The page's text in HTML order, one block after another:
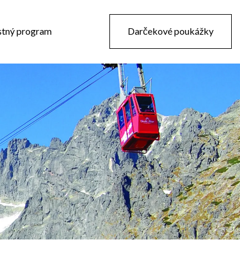
program Darčekové poukážky